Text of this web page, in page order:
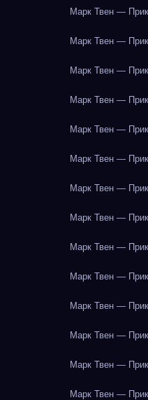
Марк Твен —
Марк Твен —
Марк Твен —
Марк Твен —
Марк Твен —
Марк Твен —
Марк Твен —
Марк Твен —
Марк Твен —
Марк Твен —
Марк Твен —
Марк Твен —
Марк Твен —
Марк Твен —